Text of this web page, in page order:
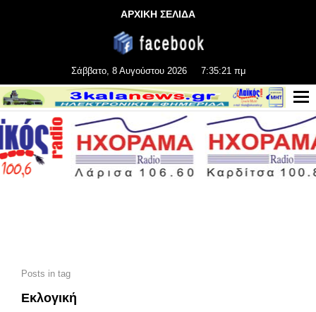
ΑΡΧΙΚΗ ΣΕΛΙΔΑ
Σάββατο, 8 Αυγούστου 2026 7:35:21 πμ
Posts in tag
Εκλογική